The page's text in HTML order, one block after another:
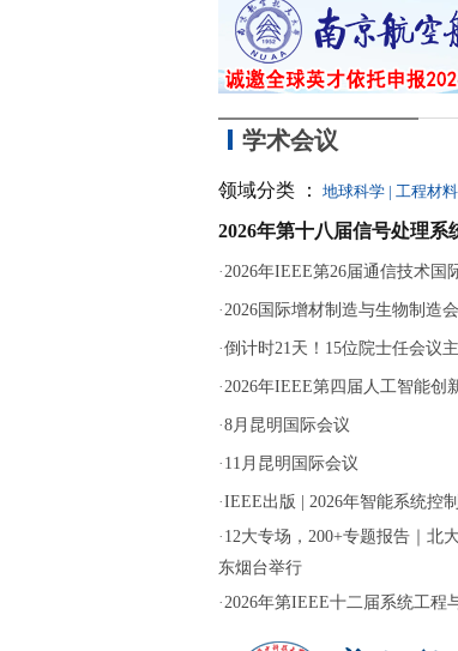
学术会议
领域分类 ： 地球科学 | 工程材料
2026年第十八届信号处理系
·2026年IEEE第26届通信技术国
·2026国际增材制造与生物制造
·倒计时21天！15位院士任会议
·2026年IEEE第四届人工智能创
·8月昆明国际会议
· 11月昆明国际会议
·IEEE出版 | 2026年智能系统控
· 12大专场，200+专题报告｜北
东烟台举行
·2026年第IEEE十二届系统工程